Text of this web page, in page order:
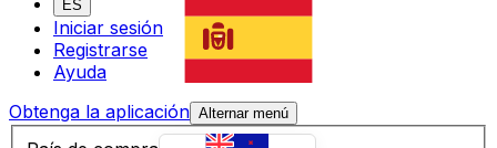
ES
Iniciar sesión
Registrarse
Ayuda
Obtenga la aplicación Alternar menú